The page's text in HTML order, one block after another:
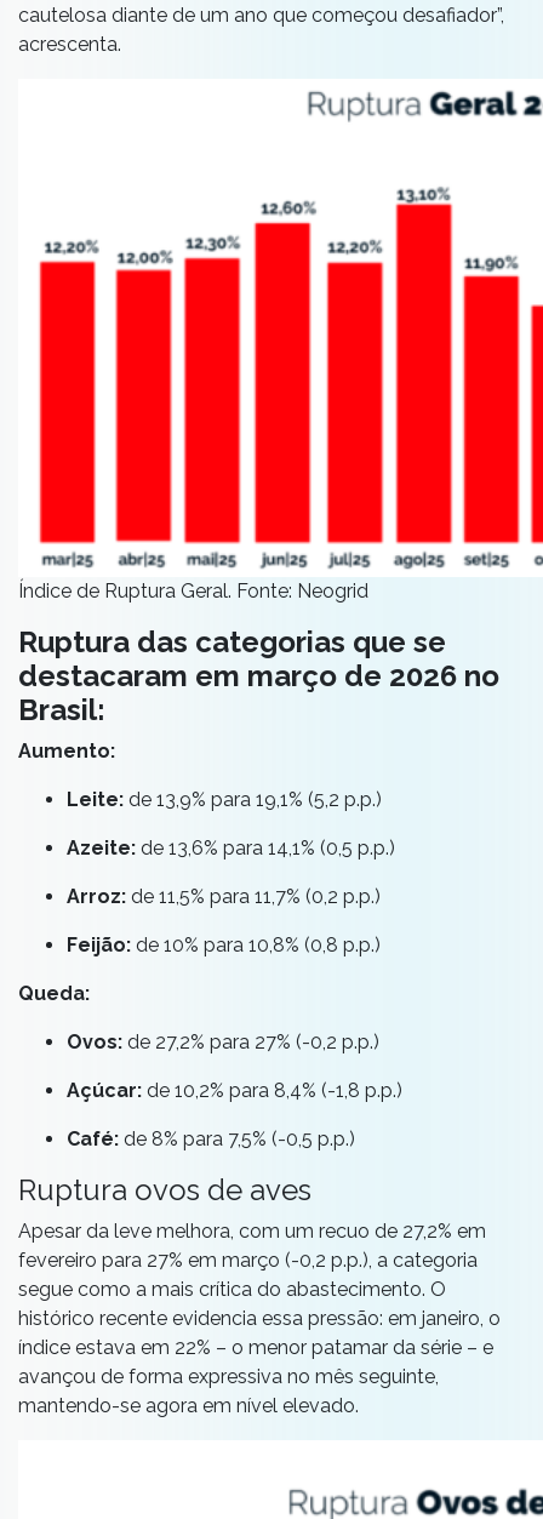
cautelosa diante de um ano que começou desafiador”,
acrescenta.
Índice de Ruptura Geral. Fonte: Neogrid
Ruptura das categorias que se
destacaram em março de 2026 no
Brasil:
Aumento:
Leite: de 13,9% para 19,1% (5,2 p.p.)
Azeite: de 13,6% para 14,1% (0,5 p.p.)
Arroz: de 11,5% para 11,7% (0,2 p.p.)
Feijão: de 10% para 10,8% (0,8 p.p.)
Queda:
Ovos: de 27,2% para 27% (-0,2 p.p.)
Açúcar: de 10,2% para 8,4% (-1,8 p.p.)
Café: de 8% para 7,5% (-0,5 p.p.)
Ruptura ovos de aves
Apesar da leve melhora, com um recuo de 27,2% em
fevereiro para 27% em março (-0,2 p.p.), a categoria
segue como a mais crítica do abastecimento. O
histórico recente evidencia essa pressão: em janeiro, o
índice estava em 22% – o menor patamar da série – e
avançou de forma expressiva no mês seguinte,
mantendo-se agora em nível elevado.